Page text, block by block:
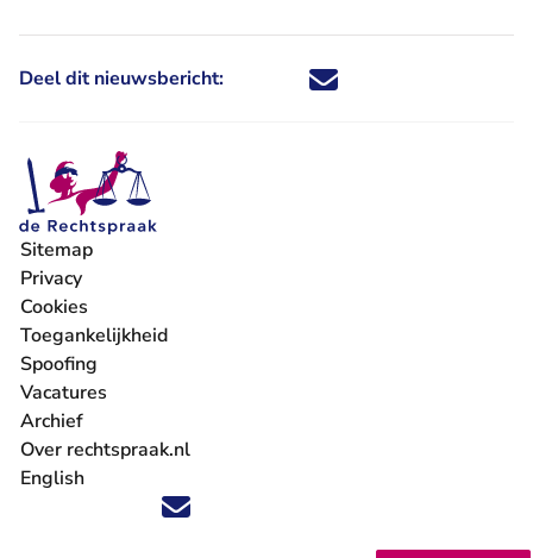
Deel dit nieuwsbericht: Deel dit nieuwsbericht via X -
Deel dit nieuwsbericht via
Deel dit nieuwsbericht
Deel dit
Volg ons op X (Twitter) - U verlaat Rechtspraak.nl
Volg ons op Facebook - U verlaat Rechtspraak.nl
Volg ons op Instagram - U verlaat Rechtspraak.nl
Volg ons op Youtube - U verlaat Rechtspraak.nl
Volg ons op LinkedIn - U verlaat
'Blijf op de hoogte' nieuwsbrief - U verlaat
Sitemap
Privacy
Cookies
Toegankelijkheid
Spoofing
Vacatures
- U verlaat Rechtspraak.nl
Archief
Over rechtspraak.nl
English